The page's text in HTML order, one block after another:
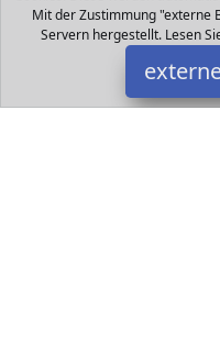
Mit der Zustimmung "externe
Servern hergestellt. Lesen